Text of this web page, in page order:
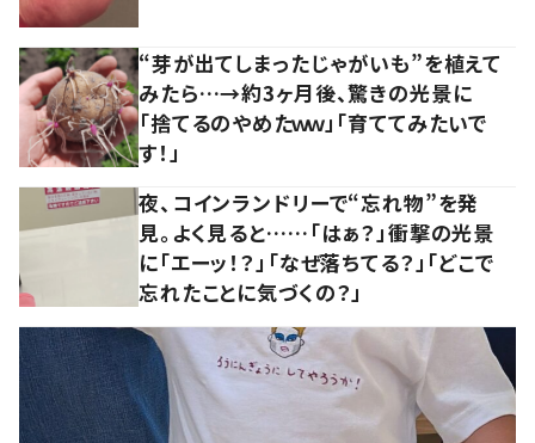
“芽が出てしまったじゃがいも”を植えて
みたら…→約3ヶ月後、驚きの光景に
「捨てるのやめたｗｗ」「育ててみたいで
す！」
夜、コインランドリーで“忘れ物”を発
見。よく見ると……「はぁ？」衝撃の光景
に「エーッ！？」「なぜ落ちてる？」「どこで
忘れたことに気づくの？」